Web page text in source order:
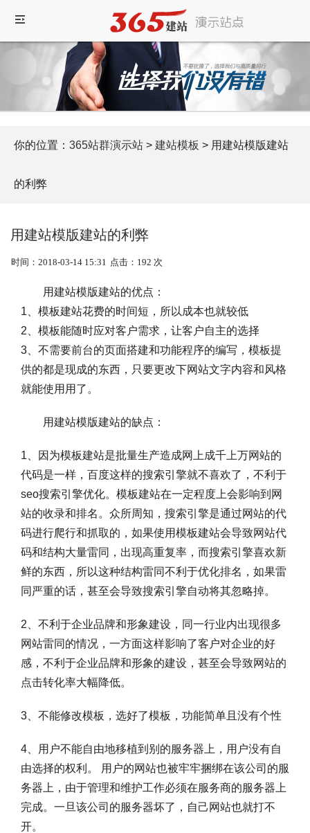
你的位置： 365站群演示站 > 建站模板 > 用建站模版建站
的利弊
用建站模版建站的利弊
时间：2018-03-14 15:31 点击：192 次
用建站模版建站的优点：
1、模板建站花费的时间短，所以成本也就较低
2、模板能随时应对客户需求，让客户自主的选择
3、不需要前台的页面搭建和功能程序的编写，模板提
供的都是现成的东西，只要更改下网站文字内容和风格
就能使用用了。
用建站模版建站的缺点：
1、因为模板建站是批量生产造成网上成千上万网站的
代码是一样，百度这样的搜索引擎就不喜欢了，不利于
seo搜索引擎优化。模板建站在一定程度上会影响到网
站的收录和排名。众所周知，搜索引擎是通过网站的代
码进行爬行和抓取的，如果使用模板建站会导致网站代
码和结构大量雷同，出现高重复率，而搜索引擎喜欢新
鲜的东西，所以这种结构雷同不利于优化排名，如果雷
同严重的话，甚至会导致搜索引擎自动将其忽略掉。
2、不利于企业品牌和形象建设，同一行业内出现很多
网站雷同的情况，一方面这样影响了客户对企业的好
感，不利于企业品牌和形象的建设，甚至会导致网站的
点击转化率大幅降低。
3、不能修改模板，选好了模板，功能简单且没有个性
4、用户不能自由地移植到别的服务器上，用户没有自
由选择的权利。 用户的网站也被牢牢捆绑在该公司的服
务器上，由于管理和维护工作必须在服务商的服务器上
完成。一旦该公司的服务器坏了，自己网站也就打不
开。